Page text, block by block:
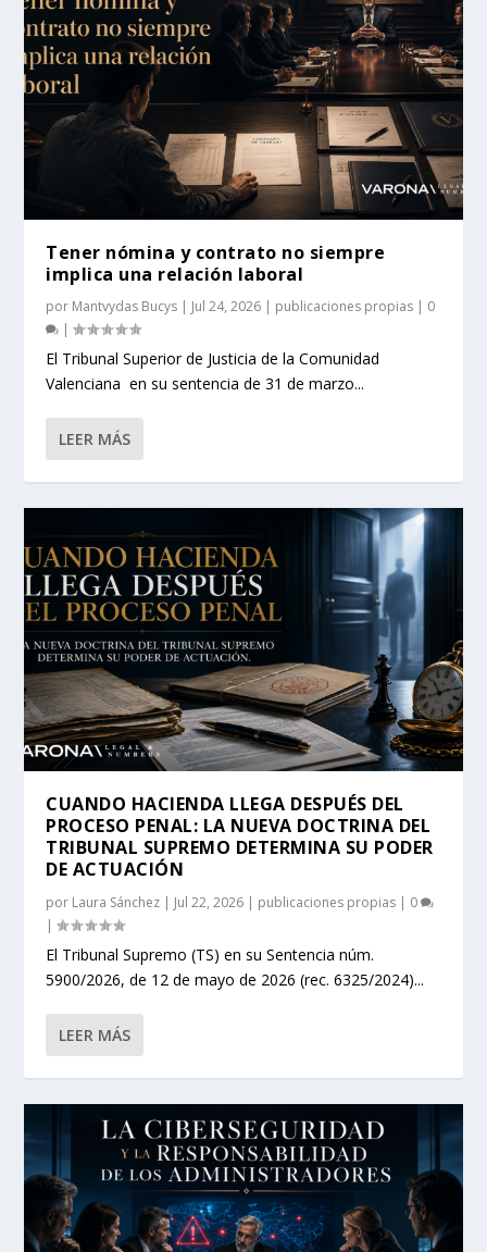
Tener nómina y contrato no siempre
implica una relación laboral
por Mantvydas Bucys | Jul 24, 2026 | publicaciones propias | 0
|
El Tribunal Superior de Justicia de la Comunidad
Valenciana en su sentencia de 31 de marzo...
LEER MÁS
CUANDO HACIENDA LLEGA DESPUÉS DEL
PROCESO PENAL: LA NUEVA DOCTRINA DEL
TRIBUNAL SUPREMO DETERMINA SU PODER
DE ACTUACIÓN
por Laura Sánchez | Jul 22, 2026 | publicaciones propias | 0
|
El Tribunal Supremo (TS) en su Sentencia núm.
5900/2026, de 12 de mayo de 2026 (rec. 6325/2024)...
LEER MÁS